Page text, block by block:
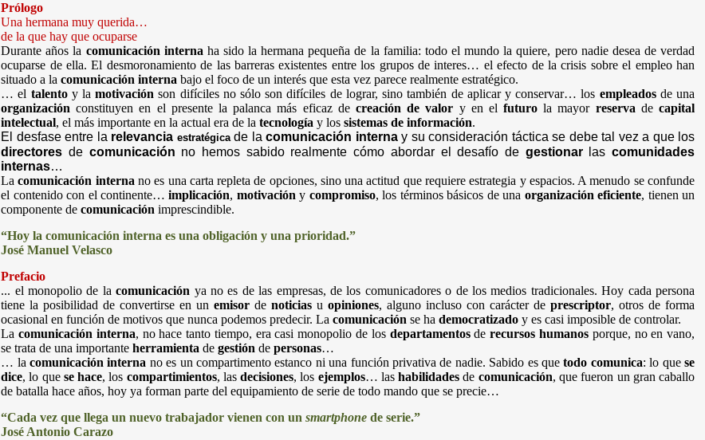
Prólogo
Una hermana muy querida…
de la que hay que ocuparse
Durante años la comunicación interna ha sido la hermana pequeña de la familia: todo el mundo la quiere, pero nadie desea de verdad
ocuparse de ella. El desmoronamiento de las barreras existentes entre los grupos de interes… el efecto de la crisis sobre el empleo han
situado a lacomunicación interna bajo el foco de un interés que esta vez parece realmente estratégico.
… el talentoy lamotivación son difíciles no sólo son difíciles de lograr, sino también de aplicar y conservar… los empleadosde una
organización constituyen en el presente la palanca más eficaz de creación de valor y en elfuturo la mayor reserva decapital
intelectual, el más importante en la actual era de latecnología y lossistemas de información.
El desfase entre la relevancia estratégicade lacomunicación internay su consideración táctica se debe tal vez a que los
directores decomunicación no hemos sabido realmente cómo abordar el desafío de gestionarlascomunidades
internas…
Lacomunicación interna no es una carta repleta de opciones, sino una actitud que requiere estrategia y espacios. A menudo se confunde
el contenido con el continente…implicación, motivación y compromiso, los términos básicos de una organización eficiente, tienen un
componente decomunicación imprescindible.
“Hoy la comunicación interna es una obligación y una prioridad.”
José Manuel Velasco
Prefacio
... el monopolio de lacomunicación ya no es de las empresas, de los comunicadores o de los medios tradicionales. Hoy cada persona
tiene la posibilidad de convertirse en unemisor denoticias uopiniones, alguno incluso con carácter deprescriptor, otros de forma
ocasional en función de motivos que nunca podemos predecir. Lacomunicación se hademocratizado y es casi imposible de controlar.
La comunicación interna, no hace tanto tiempo, era casi monopolio de los departamentosderecursos humanosporque, no en vano,
se trata de una importanteherramienta degestiónde personas…
… la comunicación interna no es un compartimento estanco ni una función privativa de nadie. Sabido es quetodo comunica: lo quese
dice, lo que se hace, los compartimientos, lasdecisiones, los ejemplos… lashabilidades de comunicación, que fueron un gran caballo
de batalla hace años, hoy ya forman parte del equipamiento de serie de todo mando que se precie…
“Cada vez que llega un nuevo trabajador vienen con unsmartphone de serie.”
José Antonio Carazo